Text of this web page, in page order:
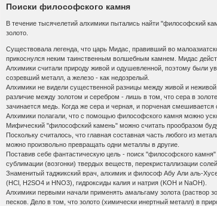
Поиски философского камня
В течение тысячелетий алхимики пытались найти "философский
золото.
Существовала легенда, что царь Мидас, правивший во
прикоснулся неким таинственным волшебным камнем. Мидас
Алхимики считали природу живой и одушевленной, поэтому были
созревший металл, а железо - как недозрелый.
Алхимики не видели существенной разницы между живой и
различие между золотом и серебром - лишь в том, что сера в
зачинается медь. Когда же сера и черная, и порченая
Алхимики полагали, что с помощью философского камня можно
Мифический "философский камень" можно считать прообразом
Поскольку считалось, что главная составная часть любого из
можно произвольно превращать одни металлы в другие.
Поставив себе фантастическую цель - поиск "философского
сублимации (возгонки) твердых веществ, перекристаллизации
Знаменитый таджикский врач, алхимик и философ Абу Али аль-
(HCl, H2SO4 и HNO3), гидроксиды калия и натрия (KOH и NaOH).
Алхимики первыми начали применять амальгаму золота (раствор
песков. Дело в том, что золото (химически инертный металл) в